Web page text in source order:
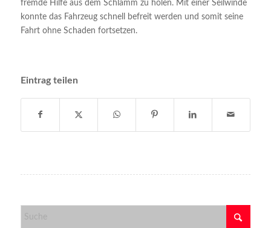
fremde Hilfe aus dem Schlamm zu holen. Mit einer Seilwinde
konnte das Fahrzeug schnell befreit werden und somit seine
Fahrt ohne Schaden fortsetzen.
Eintrag teilen